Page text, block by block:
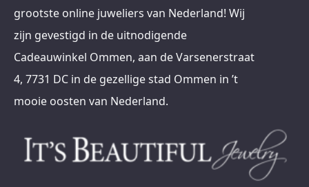
grootste online juweliers van Nederland! Wij
zijn gevestigd in de uitnodigende
Cadeauwinkel Ommen, aan de Varsenerstraat
4, 7731 DC in de gezellige stad Ommen in ’t
mooie oosten van Nederland.